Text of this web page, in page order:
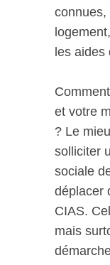
connues,
les aides
et votre
? Le
solliciter
sociale
déplacer
CIAS.
mais